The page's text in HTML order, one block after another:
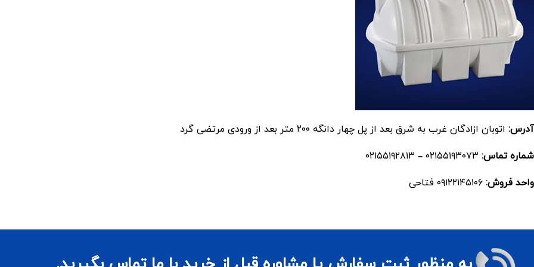
آدرس: اتوبان ازادگان غرب به شرق بعد از پل چهار دانگه ۲۰۰ متر بعد از ورودی مرتضی گرد
شماره تماس: ۰۲۱۵۵۱۹۳۰۷۳ – ۰۲۱۵۵۱۹۲۸۱۳
واحد فروش: